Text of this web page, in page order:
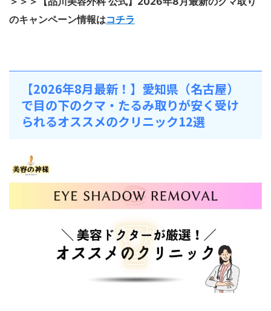
のキャンペーン情報はコチラ
【2026年8月最新！】愛知県（名古屋）
で目の下のクマ・たるみ取りが安く受け
られるオススメのクリニック12選